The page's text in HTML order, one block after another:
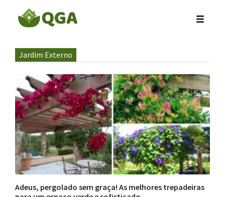
Jardim Externo
Adeus, pergolado sem graça! As melhores trepadeiras